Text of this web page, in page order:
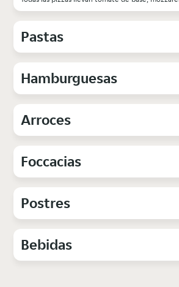
Pastas
Hamburguesas
Arroces
Foccacias
Postres
Bebidas